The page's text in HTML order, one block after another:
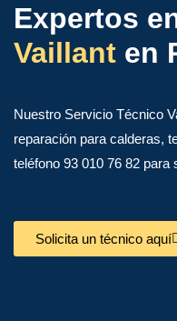
Expertos
Vaillant en
Nuestro Servicio Técnico
reparación para calderas,
teléfono 93 010 76 82 para
Solicita un técnico aquí